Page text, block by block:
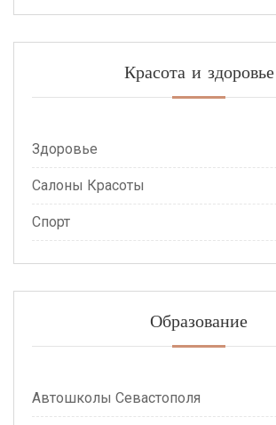
Красота и здоровье
Здоровье
Салоны Красоты
Спорт
Образование
Автошколы Севастополя